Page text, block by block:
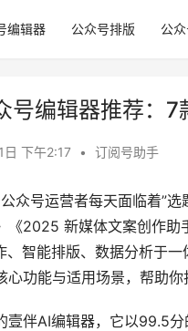
编辑器 公众号排版 公
编辑器推荐：7
日 下午2:17 • 订阅号助手
众号运营者每天面临着”
《2025 新媒体文案创作
、智能排版、数据分析于
功能与适用场景，帮助你
壹伴AI编辑器，它以99.5